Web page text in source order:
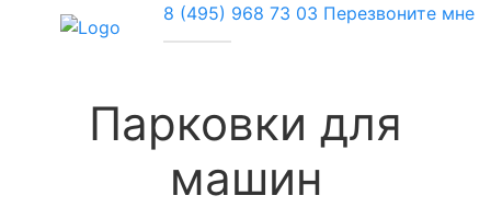
8 (495) 968 73 03 Перезвоните мне
Парковки для
машин